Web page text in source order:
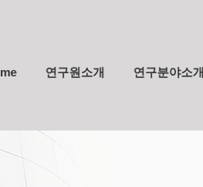
연구원소개 연구분야소개